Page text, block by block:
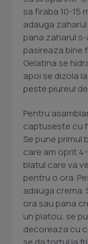
sa firaba 10-15
adauga
pana zaharul
pasireaza bine
Gelatina se
apoi se dizola
peste piureul
Pentru
captuseste cu
Se pune primul
care am oprit
blatul care va
pentru o ora.
adauga crema.
ora sau pana
un platou, se
decoreaza cu